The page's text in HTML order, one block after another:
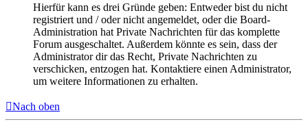
Hierfür kann es drei Gründe geben: Entweder bist du nicht
registriert und / oder nicht angemeldet, oder die Board-
Administration hat Private Nachrichten für das komplette
Forum ausgeschaltet. Außerdem könnte es sein, dass der
Administrator dir das Recht, Private Nachrichten zu
verschicken, entzogen hat. Kontaktiere einen Administrator,
um weitere Informationen zu erhalten.
Nach oben